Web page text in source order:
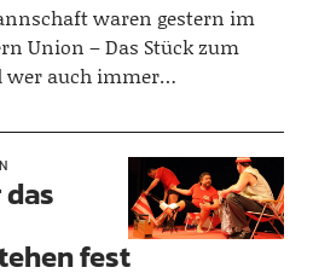
waren gestern im
Union – Das Stück zum
wer auch immer…
fest